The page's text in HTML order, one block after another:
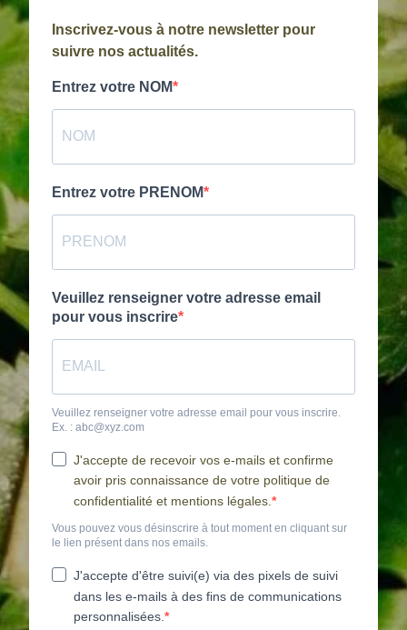
Inscrivez-vous à notre newsletter pour
suivre nos actualités.
Entrez votre NOM
Entrez votre PRENOM
Veuillez renseigner votre adresse email
pour vous inscrire
Veuillez renseigner votre adresse email pour vous inscrire.
Ex. : abc@xyz.com
J'accepte de recevoir vos e-mails et confirme
avoir pris connaissance de votre politique de
confidentialité et mentions légales.
Vous pouvez vous désinscrire à tout moment en cliquant sur
le lien présent dans nos emails.
J'accepte d'être suivi(e) via des pixels de suivi
dans les e-mails à des fins de communications
personnalisées.